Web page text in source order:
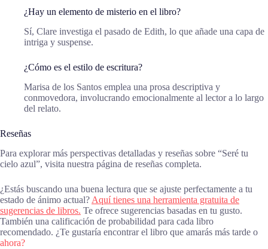
¿Hay un elemento de misterio en el libro?
Sí, Clare investiga el pasado de Edith, lo que añade una capa de
intriga y suspense.
¿Cómo es el estilo de escritura?
Marisa de los Santos emplea una prosa descriptiva y
conmovedora, involucrando emocionalmente al lector a lo largo
del relato.
Reseñas
Para explorar más perspectivas detalladas y reseñas sobre “Seré tu
cielo azul”, visita nuestra página de reseñas completa.
¿Estás buscando una buena lectura que se ajuste perfectamente a tu
estado de ánimo actual? Aquí tienes una herramienta gratuita de
sugerencias de libros. Te ofrece sugerencias basadas en tu gusto.
También una calificación de probabilidad para cada libro
recomendado. ¿Te gustaría encontrar el libro que amarás más tarde o
ahora?